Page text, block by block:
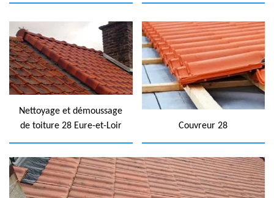
Nettoyage et démoussage
de toiture 28 Eure-et-Loir
Couvreur 28